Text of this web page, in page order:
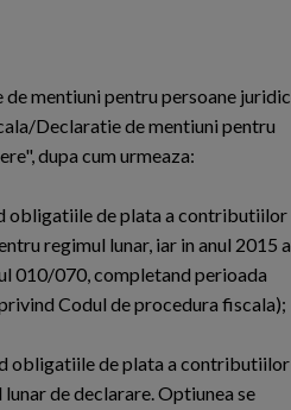
mentiuni pentru persoane
Declaratie de mentiuni pentru
dupa cum urmeaza:
obligatiile de plata a contributiilor
regimul lunar, iar in anul 2015
010/070, completand perioada
Codul de procedura fiscala);
obligatiile de plata a contributiilor
de declarare. Optiunea se